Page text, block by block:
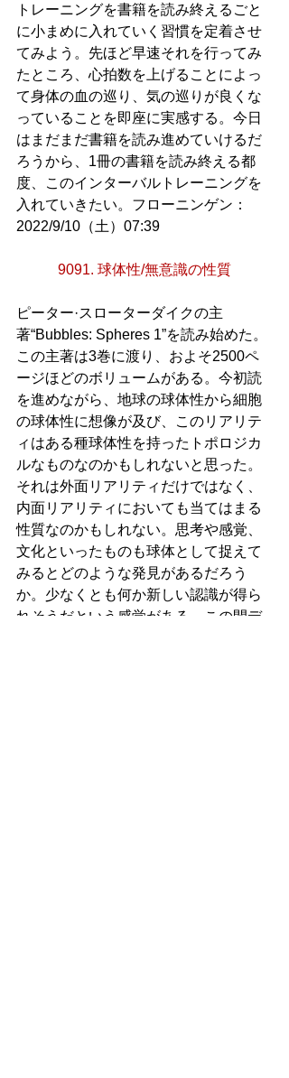
トレーニングを書籍を読み終えるごと
に小まめに入れていく習慣を定着させ
てみよう。先ほど早速それを行ってみ
たところ、心拍数を上げることによっ
て身体の血の巡り、気の巡りが良くな
っていることを即座に実感する。今日
はまだまだ書籍を読み進めていけるだ
ろうから、1冊の書籍を読み終える都
度、このインターバルトレーニングを
入れていきたい。フローニンゲン：
2022/9/10（土）07:39
9091. 球体性/無意識の性質
ピーター·スローターダイクの主
著“Bubbles: Spheres 1”を読み始めた。
この主著は3巻に渡り、およそ2500ペ
ージほどのボリュームがある。今初読
を進めながら、地球の球体性から細胞
の球体性に想像が及び、このリアリテ
ィはある種球体性を持ったトポロジカ
ルなものなのかもしれないと思った。
それは外面リアリティだけではなく、
内面リアリティにおいても当てはまる
性質なのかもしれない。思考や感覚、
文化といったものも球体として捉えて
みるとどのような発見があるだろう
か。少なくとも何か新しい認識が得ら
れそうだという感覚がある。この間デ